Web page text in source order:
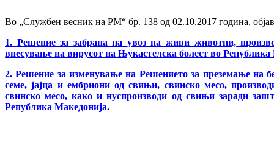
Во „Службен весник на РМ“ бр. 138 од 02.10.2017 година,
1. Решение за забрана на увоз на живи животни,
внесување на вирусот на Њукастелска болест во
2. Решение за изменување на Решението за преземање на
семе, јајца и ембриони од свињи, свинско месо,
свинско месо, како и нуспроизводи од свињи заради
Република Македонија.